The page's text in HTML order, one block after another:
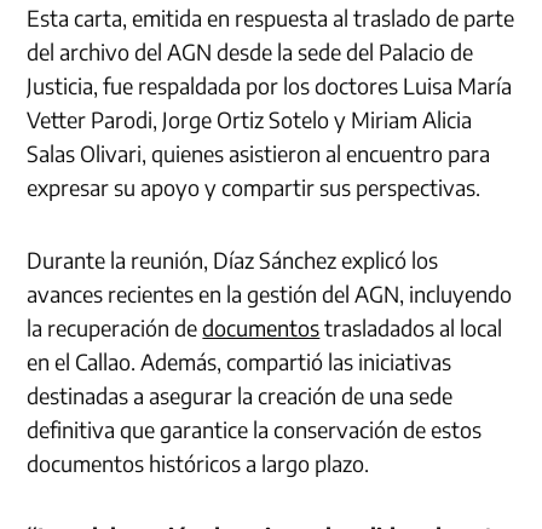
Esta carta, emitida en respuesta al traslado de parte
del archivo del AGN desde la sede del Palacio de
Justicia, fue respaldada por los doctores Luisa María
Vetter Parodi, Jorge Ortiz Sotelo y Miriam Alicia
Salas Olivari, quienes asistieron al encuentro para
expresar su apoyo y compartir sus perspectivas.
Durante la reunión, Díaz Sánchez explicó los
avances recientes en la gestión del AGN, incluyendo
la recuperación dedocumentostrasladados al local
en el Callao. Además, compartió las iniciativas
destinadas a asegurar la creación de una sede
definitiva que garantice la conservación de estos
documentos históricos a largo plazo.